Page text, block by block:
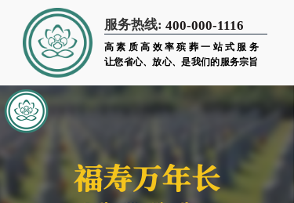
服务热线: 400-000-1116
高素质高效率殡葬一站式服务
让您省心、放心、是我们的服务宗旨